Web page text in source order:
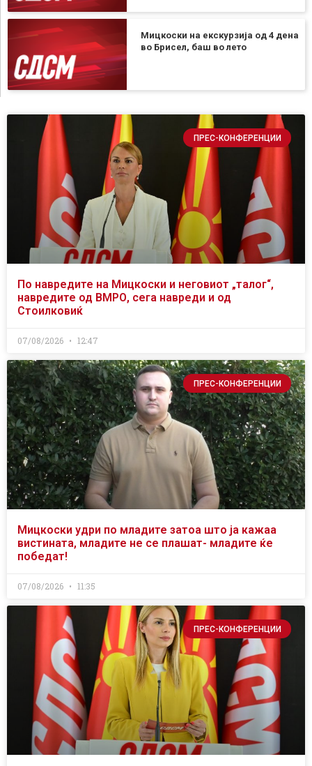
Мицкоски на екскурзија од 4 дена
во Брисел, баш во лето
ПРЕС-КОНФЕРЕНЦИИ
По навредите на Мицкоски и неговиот „талог“,
навредите од ВМРО, сега навреди и од
Стоилковиќ
07/08/2026 12:47
ПРЕС-КОНФЕРЕНЦИИ
Мицкоски удри по младите затоа што ја кажаа
вистината, младите не се плашат- младите ќе
победат!
07/08/2026 11:35
ПРЕС-КОНФЕРЕНЦИИ